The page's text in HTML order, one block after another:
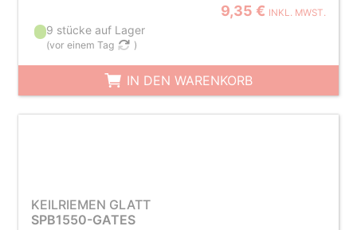
9,35 € INKL. MWST.
9 stücke auf Lager
(vor einem Tag )
IN DEN WARENKORB
KEILRIEMEN GLATT
SPB1550-GATES